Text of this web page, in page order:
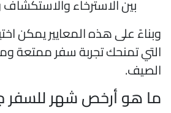
بين الاسترخاء والاستكشاف
على هذه المعايير يمكن
تمنحك تجربة سفر ممتعة
هو أرخص شهر للسفر